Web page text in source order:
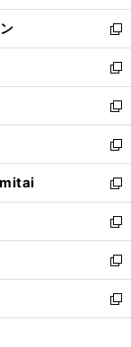
開
く
ウ
で
開
く
ン
ド
ウ
で
開
く
ウ
ィ
ン
ド
ウ
で
開
く
新
し
い
ウ
ィ
ン
ド
ウ
で
開
く
新
し
い
ウ
ィ
ン
ド
ウ
で
開
く
新
し
い
ウ
ィ
ン
ド
ウ
で
開
く
新
し
い
ウ
ィ
ン
ド
ウ
で
開
新
し
い
ウ
ィ
ン
ド
ウ
新
し
い
ウ
ィ
ン
新
し
い
ウ
新
し